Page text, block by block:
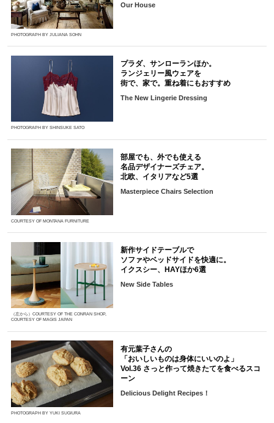
PHOTOGRAPH BY JULIANA SOHN
Our House
PHOTOGRAPH BY SHINSUKE SATO
プラダ、サンローランほか。
ランジェリー風ウェアを
街で、家で。重ね着にもおすすめ
The New Lingerie Dressing
COURTESY OF MONTANA FURNITURE
部屋でも、外でも使える
名品デザイナーズチェア。
北欧、イタリアなど5選
Masterpiece Chairs Selection
（左から）COURTESY OF THE CONRAN SHOP,
COURTESY OF MAGIS JAPAN
新作サイドテーブルで
ソファやベッドサイドを快適に。
イクスシー、HAYほか6選
New Side Tables
PHOTOGRAPH BY YUKI SUGIURA
有元葉子さんの
「おいしいものは身体にいいのよ」
Vol.36 さっと作って焼きたてを食べるスコ
ーン
Delicious Delight Recipes！